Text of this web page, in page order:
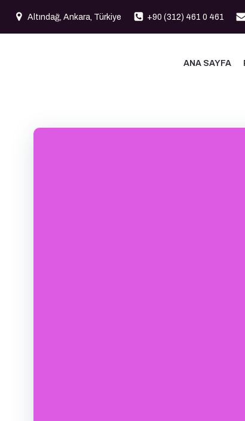
Altındağ, Ankara, Türkiye +90 (312) 461 0 461
ANA SAYFA